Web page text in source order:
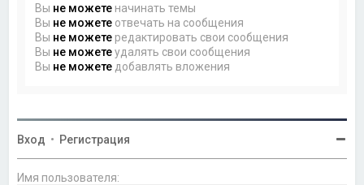
Вы не можете начинать темы
Вы не можете отвечать на сообщения
Вы не можете редактировать свои сообщения
Вы не можетеудалять свои сообщения
Вы не можете добавлять вложения
Вход • Регистрация
Имя пользователя: